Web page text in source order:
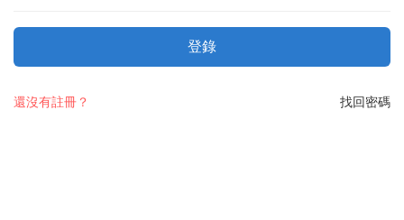
登錄
找回密碼
還沒有註冊？